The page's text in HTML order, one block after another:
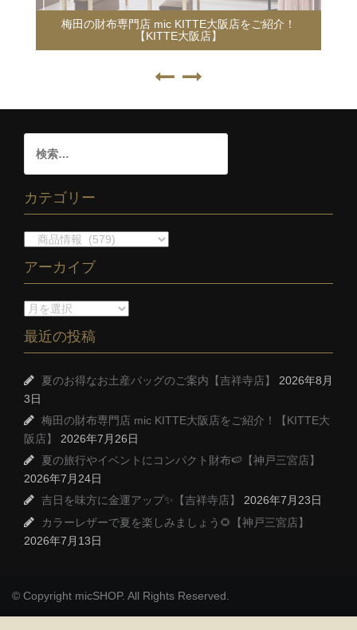
梅田の財布専門店 mic KITTE大阪店をご紹介！
【KITTE大阪店】
カテゴリー
アーカイブ
最近の投稿
夏のお得なお土産バッグのご案内【吉祥寺店】
2026年8月
3日
梅田の財布専門店 mic KITTE大阪店をご紹介！【KITTE大
阪店】
2026年7月26日
夏の旅行やイベントにコンパクト財布🍉【神戸三宮店】
2026年7月24日
吉日を味方に金運アップ✨【吉祥寺店】
2026年7月23日
カラーレザーで夏を楽しみましょう🌻【神戸三宮店】
2026年7月13日
© Copyright micSHOP. All Rights Reserved.